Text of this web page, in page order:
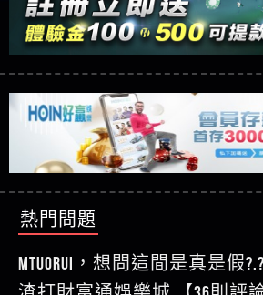
麼辦 本文教你如何拿回被騙資
真的嗎 被FLTO詐騙的錢怎麼辦
被騙資金
ALYWS詐騙家破人亡 ALYWS是真的
ALYWS是詐騙嗎 （ALYWS）無法
【其他問題】 一招教你揭秘新
者免費援助賴zg369）當當詐騙
當是真的嗎 當當是詐騙嗎 六旬
利回報被騙的家破人亡
【其他問題】用理性數據指路
娛樂之旅
【其他問題】【老玩家不藏私】
這樣挑！RTP、波動率和平台安
【推薦博弈】這款《ATG 武俠
過才知道什麼叫超過3萬種中獎
【推薦博弈】BNG電子遊戲完整
機、集鴻運玩法、獨家試玩一
【其他問題】【2025】ATG試玩
51,000倍數玩法攻略，輕鬆稱霸
【其他問題】「拆解力智投資
賴zg369」力智投資是不是詐騙
力智投資是詐騙嗎 南部老翁還
回報獲利 請不要在匯款
【其他問題】 【遇天盛商行詐
zg369】天盛商行詐騙 天盛商行
行是真的嗎 天盛商行是詐騙嗎
招教你拿回
【其他問題】 受害者援助賴【
大戶e點靈詐騙痛不欲生 大戶e
點靈是不是詐騙 大戶e點靈是詐
法出金 （大戶e點靈）教你如
【其他問題】 弘記投資詐騙持
費討回資金賴zg369】弘記投資
是不是詐騙 弘記投資是真的嗎
錢怎麼辦 本文教你如何拿回被
【其他問題】 被騙追回賴【
詐騙手法欺詐群眾 KnTop是真的
KnTop是詐騙嗎 【KnTop】KnTop無
【其他問題】機台運算專案詐
【免費討回資金賴zg369】機台
【其他問題】 Hoyabit詐騙持續
【陳順堪】星匯娛樂城出金幾
金
【陳順堪】黑網出金幾次後贏
【玩運彩】
【asd】唬爛不出金黑網垃圾平
【蘇俊曄】所以會出金嗎現在
【侯依揚】廢物喔
【傑】推代理真的好相處
回答
【王亞廷】LINE:kK605638
【王亞廷】#免費手遊#錢龍皇
【傑】真的
【蔡如軒】黑網一個呵呵
熱門問題
MTUORUi，想問這間是真是假